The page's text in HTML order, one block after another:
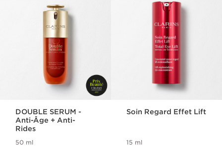
DOUBLE SERUM -
Anti-Âge + Anti-
Rides
50 ml
Soin Regard Effet Lift
15 ml